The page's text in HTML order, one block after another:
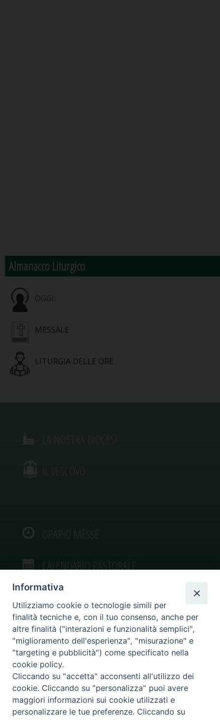
Almanacco Liturgico
OGGI:
MESSALE
LITURGIA DELLE ORE
IL VESCOVO
ORARIO MESSE
CALENDARIO PASTORALE
VIDEOGALLERY
PHOTOGALLERY
Diocesi di Caltagirone
Informativa
Utilizziamo cookie o tecnologie simili per
finalità tecniche e, con il tuo consenso, anche per
altre finalità ("interazioni e funzionalità semplici",
"miglioramento dell'esperienza", "misurazione" e
"targeting e pubblicità") come specificato nella
cookie policy.
Cliccando su "accetta" acconsenti all'utilizzo dei
cookie. Cliccando su "personalizza" puoi avere
maggiori informazioni sui cookie utilizzati e
personalizzare le tue preferenze. Cliccando su